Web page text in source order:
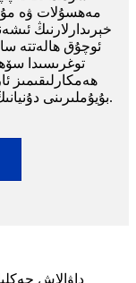
مەھسۇلات ۋە
ئوچۇق ھالەتتە
توغرىسىدا
ھەمكارلىقىمىز
بۇيۇملىرىنى دۇنيانىڭ ھەممە يېرىگە تەمىنلىشىنى ئۈمىد قىلىمىز.